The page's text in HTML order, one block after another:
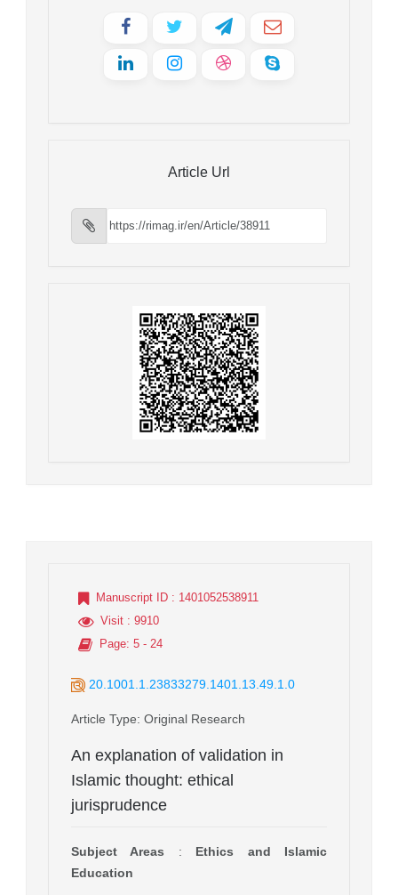
Article Url
Manuscript ID : 1401052538911
Visit : 9910
Page: 5 - 24
20.1001.1.23833279.1401.13.49.1.0
Article Type: Original Research
An explanation of validation in
Islamic thought: ethical
jurisprudence
Subject Areas : Ethics and Islamic
Education